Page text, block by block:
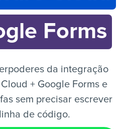
PT Forms
da integração
+ Google Forms e
sem precisar escrever
de código.